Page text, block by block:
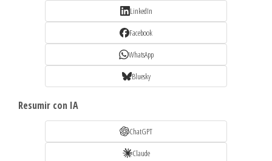
LinkedIn
Facebook
WhatsApp
Bluesky
Resumir con IA
ChatGPT
Claude